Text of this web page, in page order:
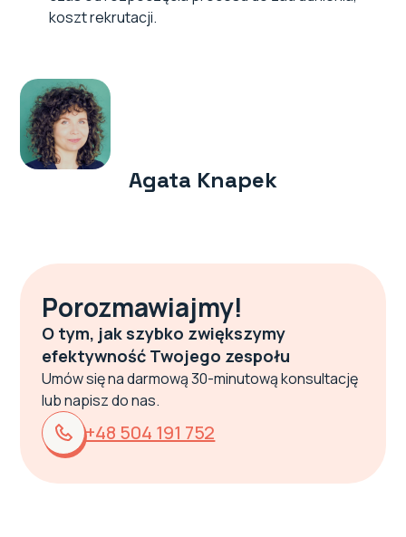
koszt rekrutacji.
Agata Knapek
Porozmawiajmy!
O tym, jak szybko zwiększymy
efektywność Twojego zespołu
Umów się na darmową 30-minutową konsultację
lub napisz do nas.
+48 504 191 752